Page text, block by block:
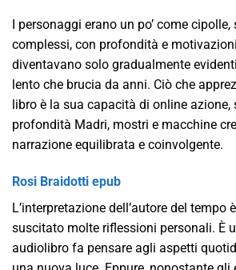
I personaggi erano un po’ come
complessi, con profondità e
diventavano solo gradualmente
lento che brucia da anni. Ciò che
libro è la sua capacità di online azione,
profondità Madri, mostri e macchine
narrazione equilibrata e coinvolgente.
Rosi Braidotti epub
L’interpretazione dell’autore del tempo
suscitato molte riflessioni personali. È
audiolibro fa pensare agli aspetti